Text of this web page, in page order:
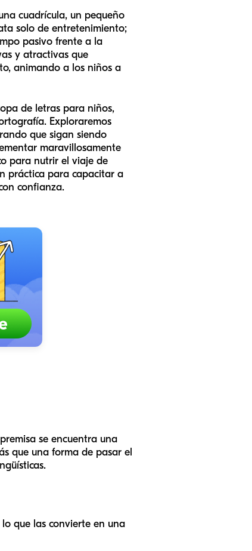
cuadrícula, un pequeño
solo de entretenimiento;
pasivo frente a la
y atractivas que
animando a los niños a
de letras para niños,
Exploraremos
que sigan siendo
maravillosamente
para nutrir el viaje de
práctica para capacitar a
confianza.
se encuentra una
que una forma de pasar el
que las convierte en una